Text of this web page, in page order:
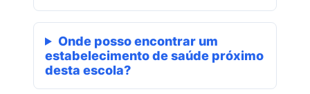
Onde posso encontrar um
estabelecimento de saúde próximo
desta escola?